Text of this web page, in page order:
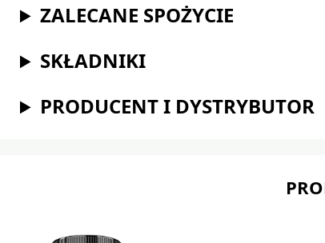
ZALECANE SPOŻYCIE
SKŁADNIKI
PRODUCENT I DYSTRYBUTOR